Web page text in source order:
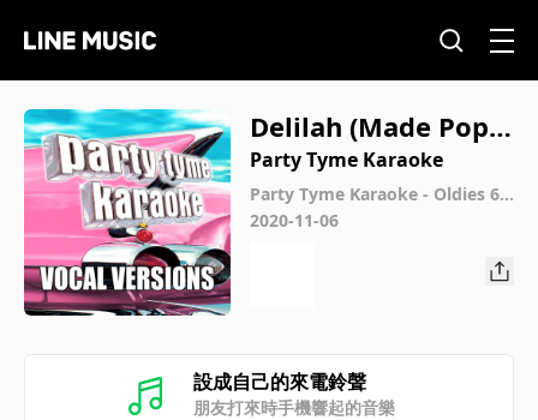
Delilah (Made Popul
ar By Tom Jones) [V
ocal Version]
Party Tyme Karaoke
Party Tyme Karaoke - Oldies 6
(Vocal Versions)
2020-11-06
設成自己的來電鈴聲
朋友打來時手機響起的音樂